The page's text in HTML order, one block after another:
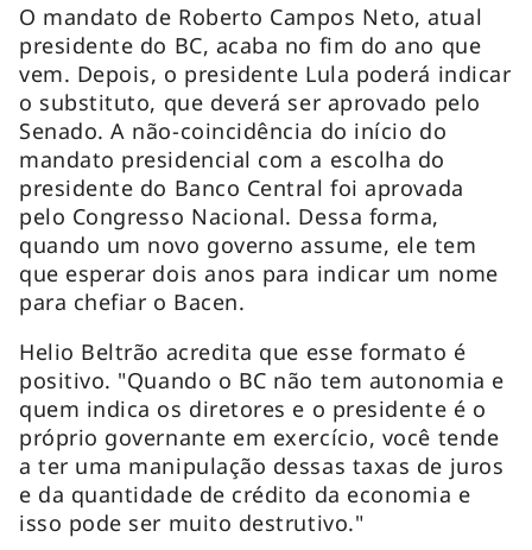
O mandato de Roberto Campos Neto, atual
presidente do BC, acaba no fim do ano que
vem. Depois, o presidente Lula poderá indicar
o substituto, que deverá ser aprovado pelo
Senado. A não-coincidência do início do
mandato presidencial com a escolha do
presidente do Banco Central foi aprovada
pelo Congresso Nacional. Dessa forma,
quando um novo governo assume, ele tem
que esperar dois anos para indicar um nome
para chefiar o Bacen.
Helio Beltrão acredita que esse formato é
positivo. "Quando o BC não tem autonomia e
quem indica os diretores e o presidente é o
próprio governante em exercício, você tende
a ter uma manipulação dessas taxas de juros
e da quantidade de crédito da economia e
isso pode ser muito destrutivo."